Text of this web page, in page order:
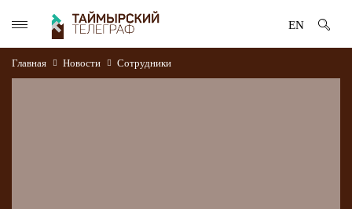
EN
Главная Новости Сотрудники